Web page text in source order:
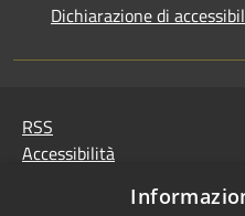
Dichiarazione di
RSS
Accessibilità